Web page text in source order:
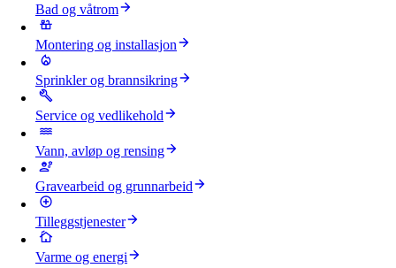
Bad og våtrom
Montering og installasjon
Sprinkler og brannsikring
Service og vedlikehold
Vann, avløp og rensing
Gravearbeid og grunnarbeid
Tilleggstjenester
Varme og energi